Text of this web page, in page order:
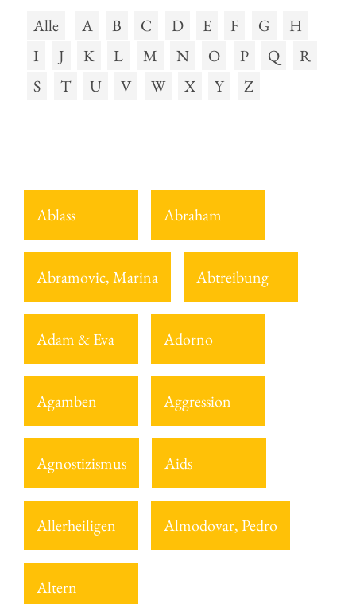
Alle A B C D E F G
H
I
J K L M N O P Q
R
S
T U V W X Y Z
Ablass Abraham
Abramovic, Marina Abtreibung
Adam & Eva Adorno
Agamben Aggression
Agnostizismus Aids
Allerheiligen Almodovar, Pedro
Altern